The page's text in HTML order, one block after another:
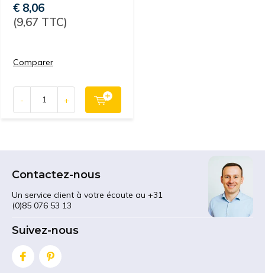
€ 8,06
(9,67 TTC)
Comparer
- +
Contactez-nous
Un service client à votre écoute au +31
(0)85 076 53 13
Suivez-nous